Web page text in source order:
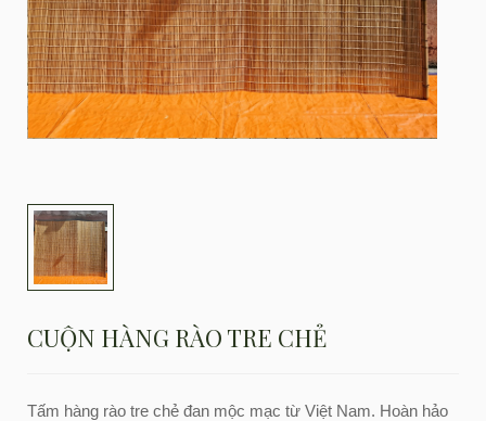
CUỘN HÀNG RÀO TRE CHẺ
Tấm hàng rào tre chẻ đan mộc mạc từ Việt Nam. Hoàn hảo